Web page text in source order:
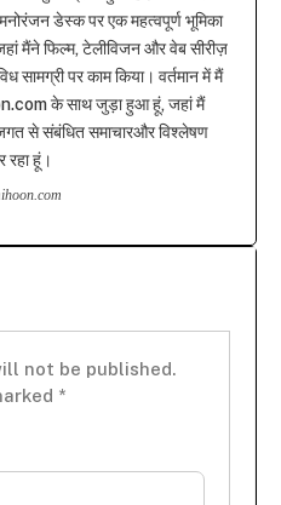
डेस्क पर एक महत्वपूर्ण भूमिका
मैंने फिल्म, टेलीविजन और वेब सीरीज़
सामग्री पर काम किया। वर्तमान में मैं
के साथ जुड़ा हुआ हूं, जहां मैं
से संबंधित समाचारऔर विश्लेषण
रहा हूं।
not be published.
*